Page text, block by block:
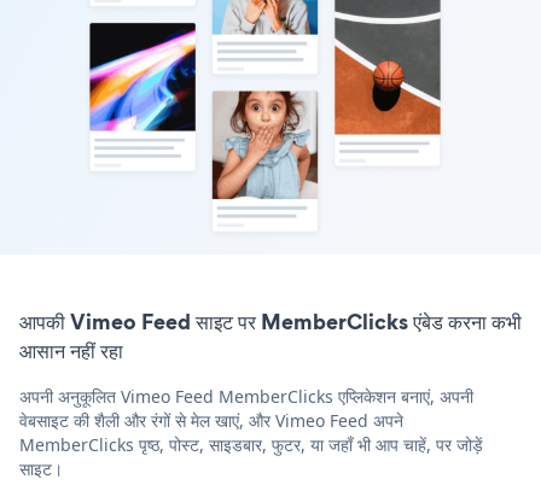
आपकी Vimeo Feed साइट पर MemberClicks एंबेड करना कभी
आसान नहीं रहा
अपनी अनुकूलित Vimeo Feed MemberClicks एप्लिकेशन बनाएं, अपनी
वेबसाइट की शैली और रंगों से मेल खाएं, और Vimeo Feed अपने
MemberClicks पृष्ठ, पोस्ट, साइडबार, फुटर, या जहाँ भी आप चाहें, पर जोड़ें
साइट।